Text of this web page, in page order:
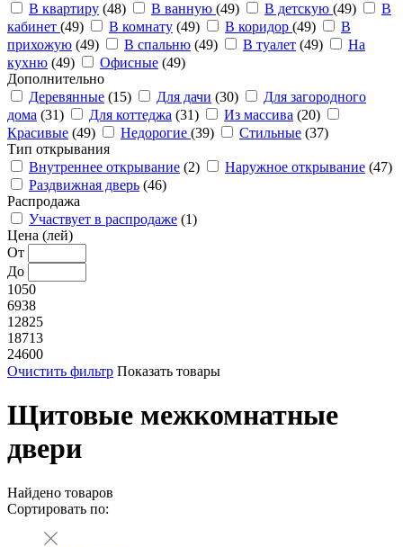
В квартиру (48) В ванную (49) В детскую (49)
В
кабинет (49) В комнату (49) В коридор (49)
В
прихожую (49) В спальню (49) В туалет (49)
На
кухню (49) Офисные (49)
Дополнительно
Деревянные (15) Для дачи (30)
Для загородного
дома (31) Для коттеджа (31) Из массива (20)
Красивые (49) Недорогие (39) Стильные (37)
Тип открывания
Внутреннее открывание (2) Наружное открывание (47)
Раздвижная дверь (46)
Распродажа
Участвует в распродаже (1)
Цена (лей)
От
До
1050
6938
12825
18713
24600
Очистить фильтр Показать товары
Щитовые межкомнатные
двери
Найдено товаров
Сортировать по: